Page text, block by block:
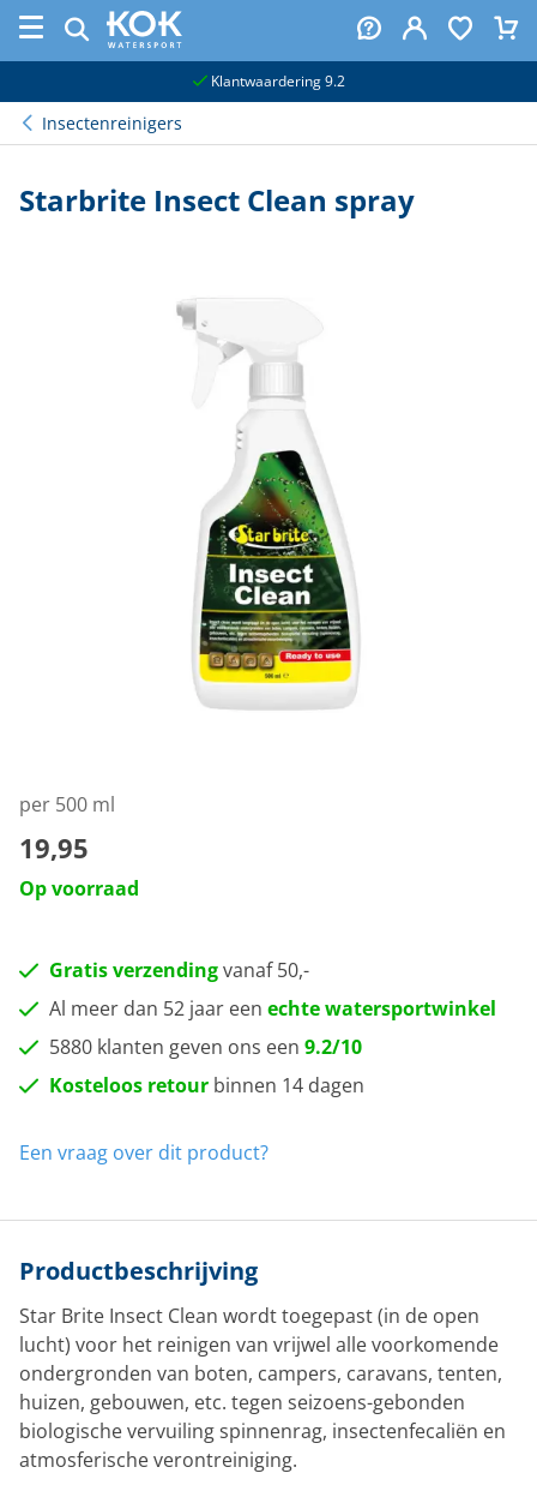
Klantwaardering 9.2
Insectenreinigers
Starbrite Insect Clean spray
per 500 ml
19,95
Op voorraad
Gratis verzendingvanaf 50,-
Al meer dan 52 jaar een echte watersportwinkel
5880 klanten geven ons een 9.2/10
Kosteloos retour binnen 14 dagen
Een vraag over dit product?
Productbeschrijving
Star Brite Insect Clean wordt toegepast (in de open
lucht) voor het reinigen van vrijwel alle voorkomende
ondergronden van boten, campers, caravans, tenten,
huizen, gebouwen, etc. tegen seizoens-gebonden
biologische vervuiling spinnenrag, insectenfecaliën en
atmosferische verontreiniging.